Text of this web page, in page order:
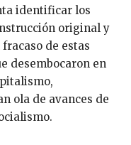
identificar los
original y
de estas
desembocaron en
ola de avances de